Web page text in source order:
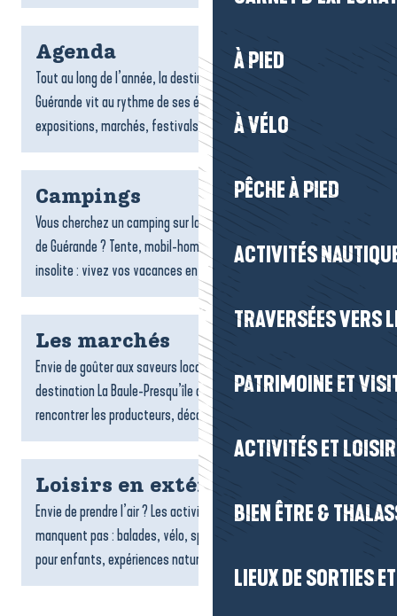
À PIED
À VÉLO
PÊCHE À PIED
ACTIVITÉS
TRAVERSÉES VERS
PATRIMOINE ET
ACTIVITÉS ET
BIEN ÊTRE &
LIEUX DE SORTIES
Agenda
Tout au long de l’année, la destination La Baule-Presqu’île de
Guérande vit au rythme de ses événements : concerts,
expositions, marchés, festivals, animations sportives...
Campings
Vous cherchez un camping sur la destination La Baule-Presqu’île
de Guérande ? Tente, mobil-home, caravane ou hébergement
insolite : vivez vos vacances en plein air, au plus...
Les marchés
Envie de goûter aux saveurs locales ? Les marchés de la
destination La Baule-Presqu’île de Guérande vous invitent à
rencontrer les producteurs, découvrir les spécialités...
Loisirs en extérieur
Envie de prendre l’air ? Les activités et loisirs en extérieur ne
manquent pas : balades, vélo, sports nautiques, structures
pour enfants, expériences nature ou aventures en...